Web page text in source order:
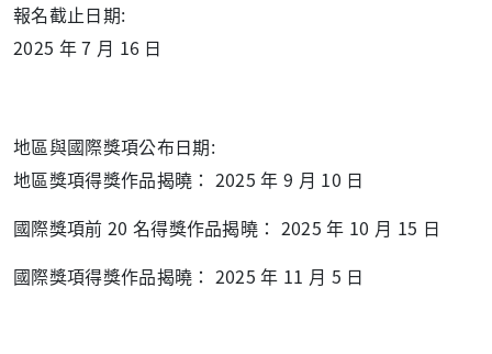
報名截止日期:
2025 年 7 月 16 日
地區與國際獎項公布日期:
地區獎項得獎作品揭曉： 2025 年 9 月 10 日
國際獎項前 20 名得獎作品揭曉： 2025 年 10 月 15 日
國際獎項得獎作品揭曉： 2025 年 11 月 5 日